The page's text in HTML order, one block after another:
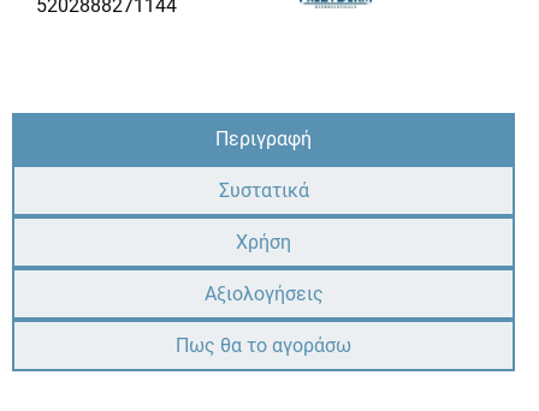
5202888271144
Περιγραφή
Συστατικά
Χρήση
Αξιολογήσεις
Πως θα το αγοράσω